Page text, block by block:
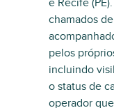
e Recife
chamados
pelos
incluindo
o status de
operador